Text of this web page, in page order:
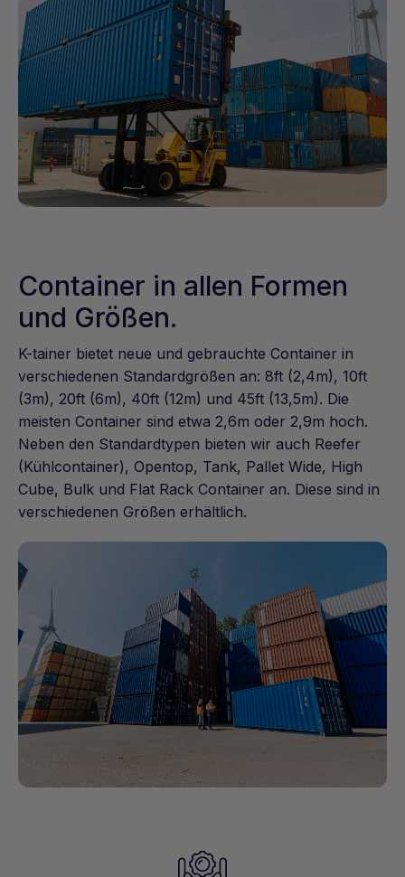
Container in allen Formen
und Größen.
K-tainer bietet neue und gebrauchte Container in
verschiedenen Standardgrößen an: 8ft (2,4m), 10ft
(3m), 20ft (6m), 40ft (12m) und 45ft (13,5m). Die
meisten Container sind etwa 2,6m oder 2,9m hoch.
Neben den Standardtypen bieten wir auch Reefer
(Kühlcontainer), Opentop, Tank, Pallet Wide, High
Cube, Bulk und Flat Rack Container an. Diese sind in
verschiedenen Größen erhältlich.